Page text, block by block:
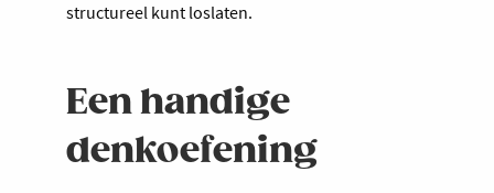
structureel kunt loslaten.
Een handige
denkoefening